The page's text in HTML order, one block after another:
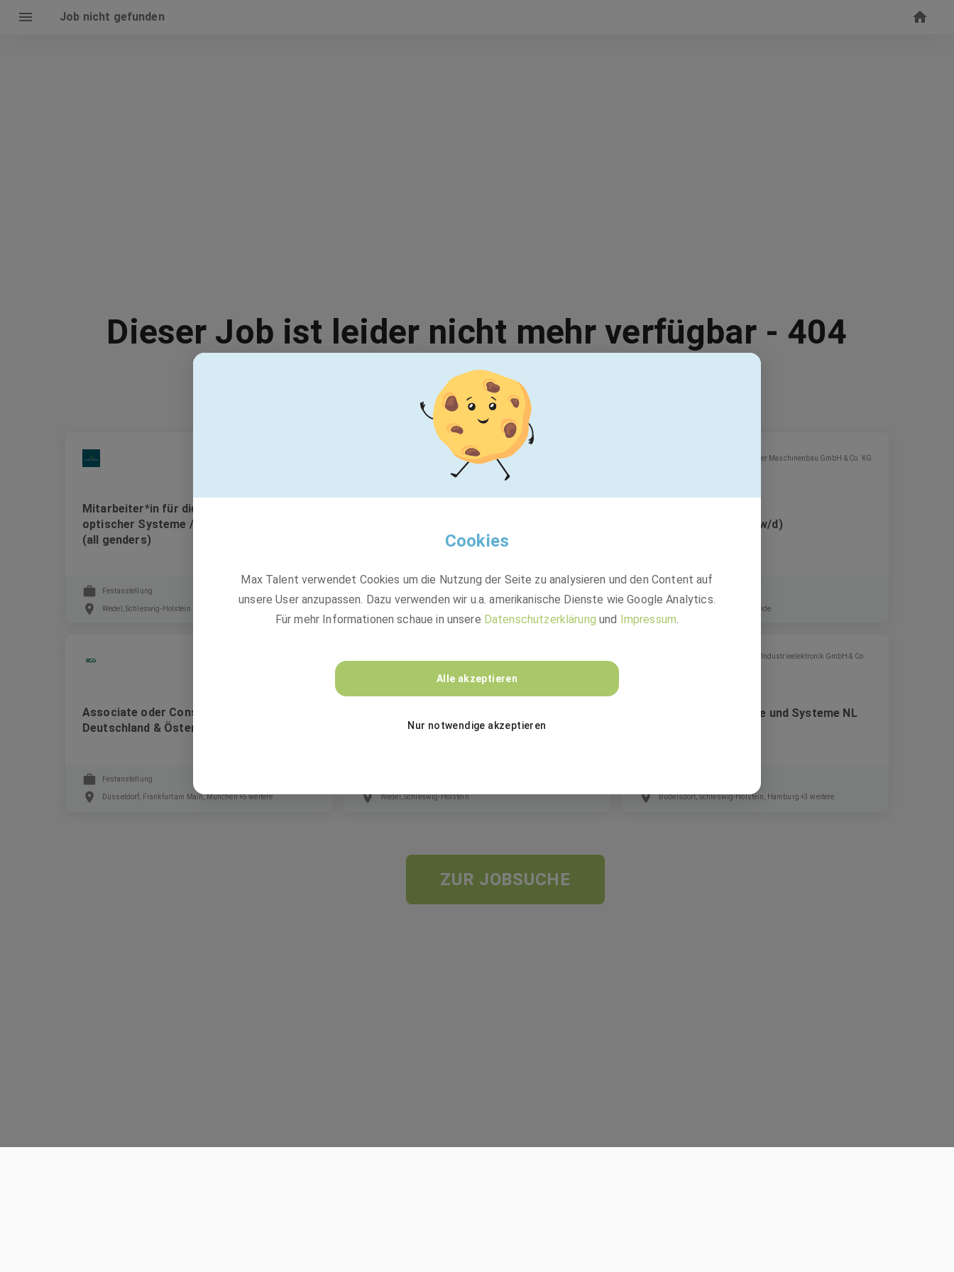
Job nicht gefunden
Dieser Job ist leider nicht mehr verfügbar - 404
Vielleicht passt einer dieser Jobs:
Mitarbeiter*in für die Instandhaltung
optischer Systeme / Elektromechaniker*in
(all genders)
Festanstellung
Wedel, Schleswig-Holstein
Pleiger Maschinenbau GmbH & Co. KG
Betriebstechniker (m/w/d)
21244 Buchholz in der Nordheide
Associate oder Consultant (w/m/d), BCG
Deutschland & Österreich
Festanstellung
Düsseldorf, Frankfurt am Main, München +5 weitere
VINCORION
/ Inhouse
Wedel, Schleswig-Holstein
Schnoor Industrieelektronik GmbH & Co.
Elektroniker für Geräte und Systeme NL
Büdelsdorf, Schleswig-Holstein, Hamburg +3 weitere
ZUR JOBSUCHE
Cookies
Max Talent verwendet Cookies um die Nutzung der Seite zu analysieren und den Content auf
unsere User anzupassen. Dazu verwenden wir u.a. amerikanische Dienste wie Google Analytics.
Für mehr Informationen schaue in unsere Datenschutzerklärung und Impressum.
Alle akzeptieren
Nur notwendige akzeptieren